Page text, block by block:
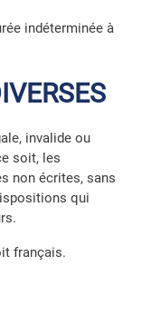
indéterminée à
invalide ou
soit, les
non écrites, sans
qui
français.